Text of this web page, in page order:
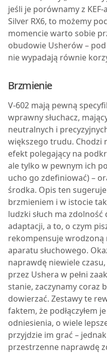
jeśli je porównamy z
Silver RX6, to możemy
momencie warto sobie
obudowie Usherów –
nie wypadają równie
Brzmienie
V-602 mają pewną
wprawny słuchacz,
neutralnych i
większego trudu. Chodzi
efekt polegający na
ale tylko w pewnym ich
ucho go zdefiniować) –
środka. Opis ten
brzmieniem i w istocie
ludzki słuch ma
adaptacji, a to, o czym
rekompensuje wrodzoną
aparatu słuchowego.
naprawdę niewiele
przez Ushera w pełni
stanie, zaczynamy coraz
dowierzać. Zestawy te
faktem, że podłączyłem
odniesienia, o wiele
przyjdzie im grać –
przestrzenne naprawdę